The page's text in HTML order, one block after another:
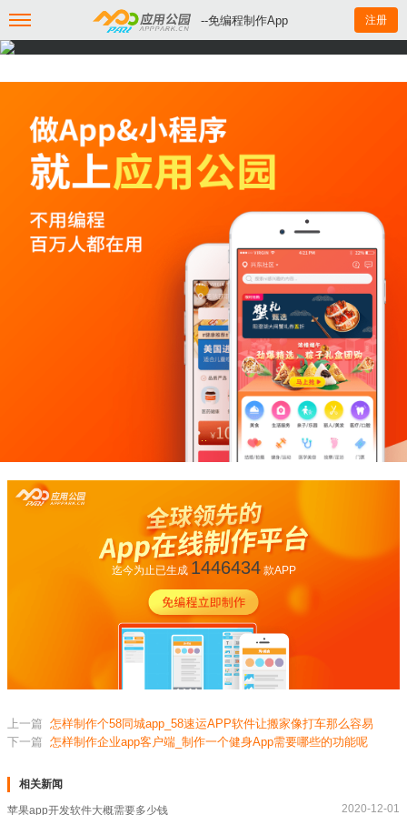
--免编程制作App 注册
迄今为止已生成 1446434款APP
上一篇 怎样制作个58同城app_58速运APP软件让搬家像打车那么容易
下一篇 怎样制作企业app客户端_制作一个健身App需要哪些的功能呢
相关新闻
苹果app开发软件大概需要多少钱 2020-12-01